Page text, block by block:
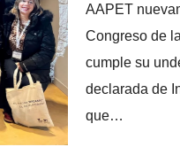
AAPET
Congreso de
cumple su
declarada de
que…